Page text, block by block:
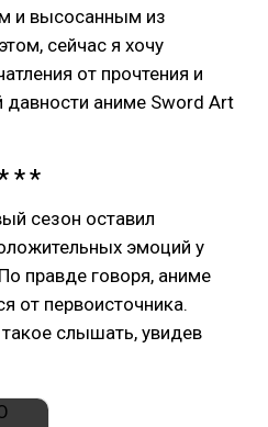
и высосанным из
сейчас я хочу
от прочтения и
давности аниме Sword Art
сезон оставил
эмоций у
правде говоря, аниме
от первоисточника.
слышать, увидев